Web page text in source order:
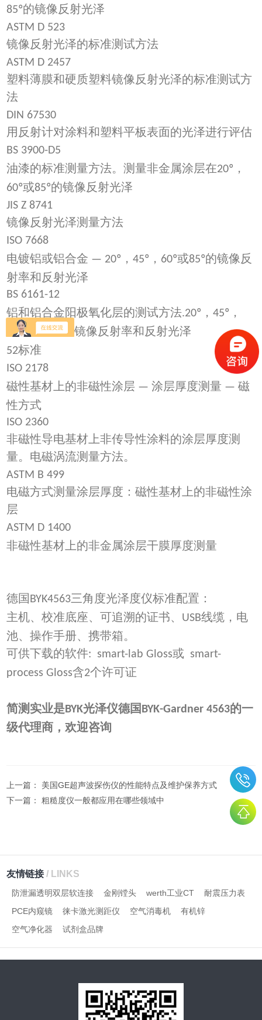
85º的镜像反射光泽
ASTM D 523
镜像反射光泽的标准测试方法
ASTM D 2457
塑料薄膜和硬质塑料镜像反射光泽的标准测试方
法
DIN 67530
用反射计对涂料和塑料平板表面的光泽进行评估
BS 3900-D5
油漆的标准测量方法。测量非金属涂层在20º ，
60º或85º的镜像反射光泽
JIS Z 8741
镜像反射光泽测量方法
ISO 7668
电镀铝或铝合金 — 20º ，45º ， 60º或85º的镜像反
射率和反射光泽
BS 6161-12
铝和铝合金阳极氧化层的测试方法.20º ，45º ，
60º，或85º的镜像反射率和反射光泽
52标准
ISO 2178
磁性基材上的非磁性涂层 —涂层厚度测量 —磁
性方式
ISO 2360
非磁性导电基材上非传导性涂料的涂层厚度测
量。电磁涡流测量方法。
ASTM B 499
电磁方式测量涂层厚度：磁性基材上的非磁性涂
层
ASTM D 1400
非磁性基材上的非金属涂层干膜厚度测量
德国 BYK4563三角度光泽度仪标准配置：
主机、校准底座、可追溯的证书、 USB线缆，电
池、操作手册、携带箱。
可供下载的软件: smart-lab Gloss或 smart-
process Gloss含2个许可证
简测实业是BYK光泽仪德国 BYK-Gardner 4563的一
级代理商，欢迎咨询
上一篇： 美国GE超声波探伤仪的性能特点及维护保养方式
下一篇：粗糙度仪一般都应用在哪些领域中
友情链接/ LINKS
防泄漏透明双层软连接 金刚镗头 werth工业CT
耐震压力表
PCE内窥镜
徕卡激光测距仪 空气消毒机
有机锌
空气净化器
试剂盒品牌